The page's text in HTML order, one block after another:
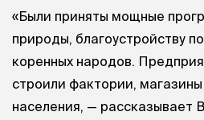
«Были приняты мощные
природы, благоустройству
коренных народов.
строили фактории,
населения, — рассказывает